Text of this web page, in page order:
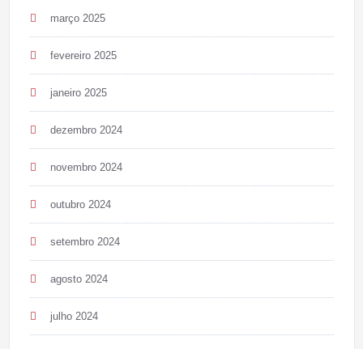
março 2025
fevereiro 2025
janeiro 2025
dezembro 2024
novembro 2024
outubro 2024
setembro 2024
agosto 2024
julho 2024